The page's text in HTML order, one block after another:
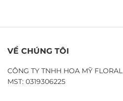
VỀ CHÚNG TÔI
CÔNG TY TNHH HOA MỸ FLORAL
MST: 0319306225